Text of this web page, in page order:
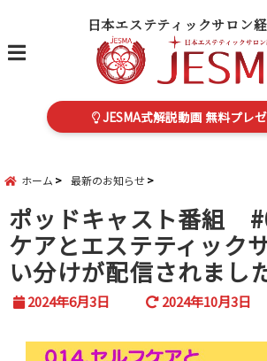
日本エステティックサロン
menu
JESMA式解説動画 無料プレ
ホーム 最新のお知らせ
ポッドキャスト番組
ケアとエステティック
い分けが配信されました
2024年6月3日 2024年10月3日